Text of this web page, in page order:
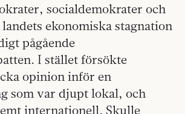
socialdemokrater och
ekonomiska stagnation
pågående
I stället försökte
opinion inför en
som var djupt lokal, och
internationell. Skulle